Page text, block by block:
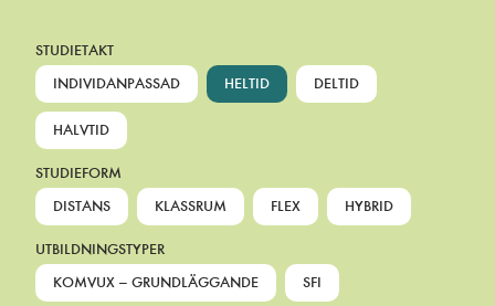
STUDIETAKT
INDIVIDANPASSAD
HELTID DELTID
HALVTID
STUDIEFORM
DISTANS
KLASSRUM FLEX HYBRID
UTBILDNINGSTYPER
KOMVUX – GRUNDLÄGGANDE
SFI